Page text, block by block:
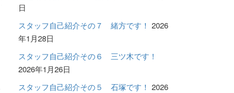
日
スタッフ自己紹介その７ 緒方です！ 2026
年1月28日
スタッフ自己紹介その６ 三ツ木です！
2026年1月26日
スタッフ自己紹介その５ 石塚です！ 2026